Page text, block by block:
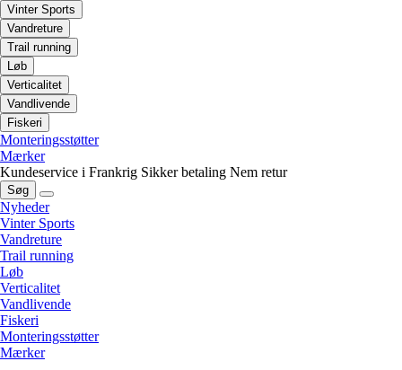
Vinter Sports
Vandreture
Trail running
Løb
Verticalitet
Vandlivende
Fiskeri
Monteringsstøtter
Mærker
Kundeservice i Frankrig Sikker betaling Nem retur
Søg
Nyheder
Vinter Sports
Vandreture
Trail running
Løb
Verticalitet
Vandlivende
Fiskeri
Monteringsstøtter
Mærker